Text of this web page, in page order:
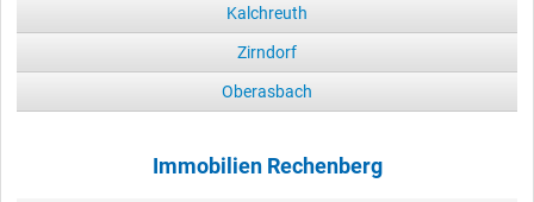
Kalchreuth
Zirndorf
Oberasbach
Immobilien Rechenberg